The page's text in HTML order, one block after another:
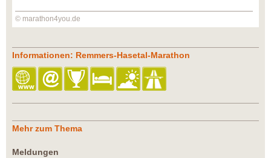
© marathon4you.de
Informationen: Remmers-Hasetal-Marathon
Mehr zum Thema
Meldungen